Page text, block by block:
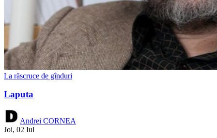
La răscruce de gînduri
Laputa
Andrei CORNEA
Joi, 02 Iul